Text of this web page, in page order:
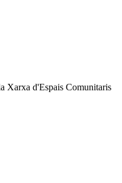
Xarxa d'Espais Comunitaris